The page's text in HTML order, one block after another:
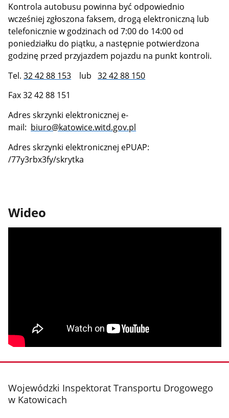
Kontrola autobusu powinna być odpowiednio
wcześniej zgłoszona faksem, drogą elektroniczną lub
telefonicznie w godzinach od 7:00 do 14:00 od
poniedziałku do piątku, a następnie potwierdzona
godzinę przed przyjazdem pojazdu na punkt kontroli.
Tel.32 42 88 153 lub32 42 88 150
Fax 32 42 88 151
Adres skrzynki elektronicznej e-
mail: biuro@katowice.witd.gov.pl
Adres skrzynki elektronicznej ePUAP:
/77y3rbx3fy/skrytka
Wideo
stopka
Wojewódzki Inspektorat Transportu Drogowego
w Katowicach